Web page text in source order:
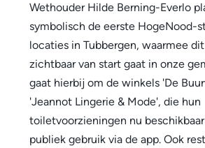
Wethouder Hilde Berning-Everlo
symbolisch de eerste HogeNood-
locaties in Tubbergen, waarmee
zichtbaar van start gaat in onze
gaat hierbij om de winkels 'De
'Jeannot Lingerie & Mode', die hun
toiletvoorzieningen nu
publiek gebruik via de app. Ook